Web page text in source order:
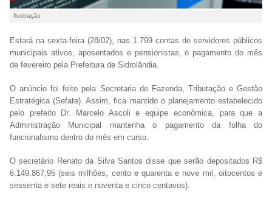
Ilustração
Estará na sexta-feira (28/02), nas 1.799 contas de servidores públicos
municipais ativos, aposentados e pensionistas, o pagamento do mês
de fevereiro pela Prefeitura de Sidrolândia.
O anúncio foi feito pela Secretaria de Fazenda, Tributação e Gestão
Estratégica (Sefate). Assim, fica mantido o planejamento estabelecido
pelo prefeito Dr. Marcelo Ascoli e equipe econômica, para que a
Administração Municipal mantenha o pagamento da folha do
funcionalismo dentro do mês em curso.
O secretário Renato da Silva Santos disse que serão depositados R$
6.149.867,95 (seis milhões, cento e quarenta e nove mil, oitocentos e
sessenta e sete reais e noventa e cinco centavos).